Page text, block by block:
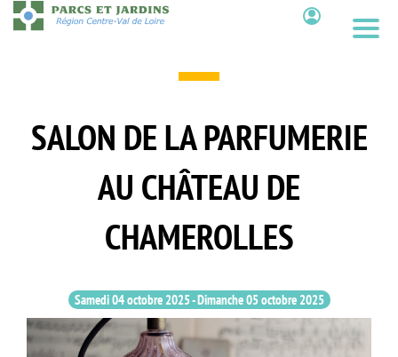
Aller
au
SALON DE LA PARFUMERIE
AU CHÂTEAU DE
CHAMEROLLES
Samedi 04 octobre 2025-Dimanche 05 octobre 2025